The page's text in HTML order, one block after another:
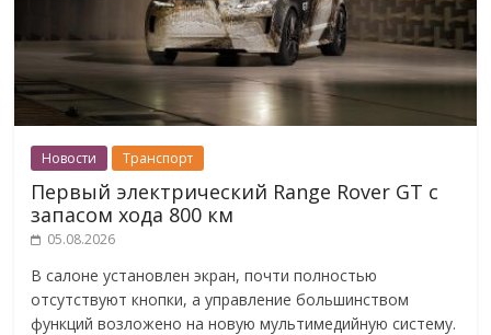
Новости Транспорт
Первый электрический Range Rover GT с
запасом хода 800 км
05.08.2026
В салоне установлен экран, почти полностью
отсутствуют кнопки, а управление большинством
функций возложено на новую мультимедийную систему.